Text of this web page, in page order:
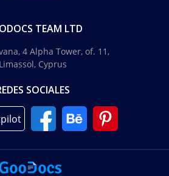
TEAM LTD
4 Alpha Tower, of. 11,
Limassol, Cyprus
SOCIALES